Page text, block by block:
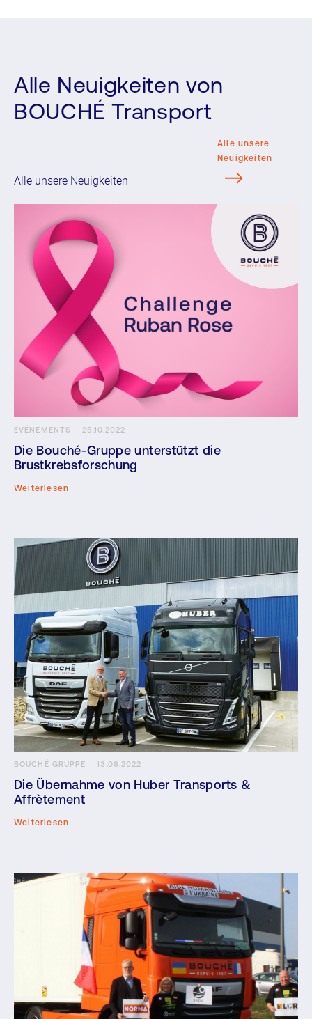
Alle Neuigkeiten von
BOUCHÉ Transport
Alle unsere Neuigkeiten
Alle unsere
Neuigkeiten
ÉVÉNEMENTS 25.10.2022
Die Bouché-Gruppe unterstützt die
Brustkrebsforschung
Weiterlesen
BOUCHÉ GRUPPE 13.06.2022
Die Übernahme von Huber Transports &
Affrètement
Weiterlesen